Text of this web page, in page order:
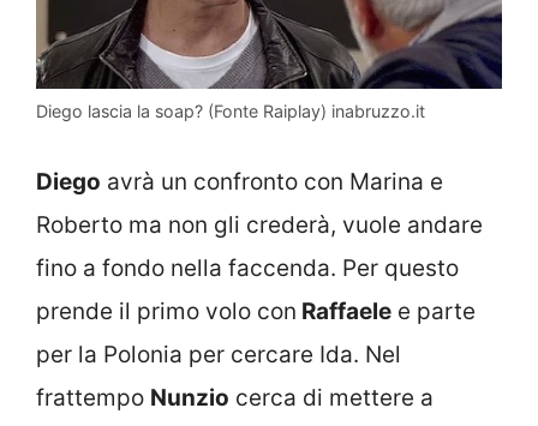
Diego lascia la soap? (Fonte Raiplay) inabruzzo.it
Diego avrà un confronto con Marina e
Roberto ma non gli crederà, vuole andare
fino a fondo nella faccenda. Per questo
prende il primo volo con Raffaele e parte
per la Polonia per cercare Ida. Nel
frattempo Nunzio cerca di mettere a